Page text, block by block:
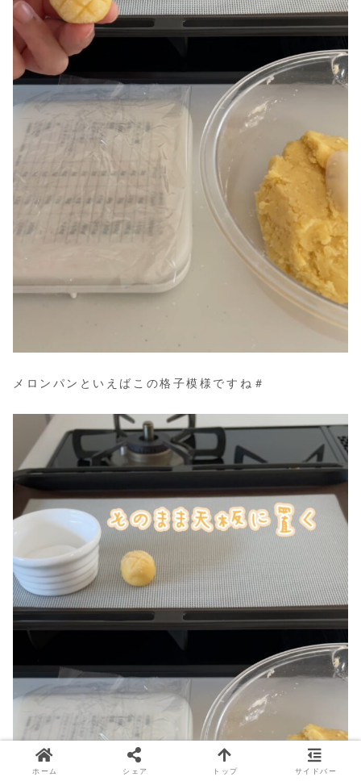
メロンパンといえばこの格子模様ですね＃
ホーム シェア トップ サイドバー